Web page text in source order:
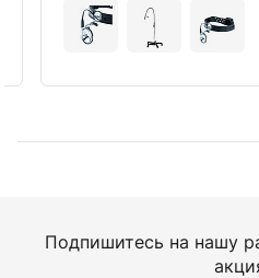
Подпишитесь на нашу